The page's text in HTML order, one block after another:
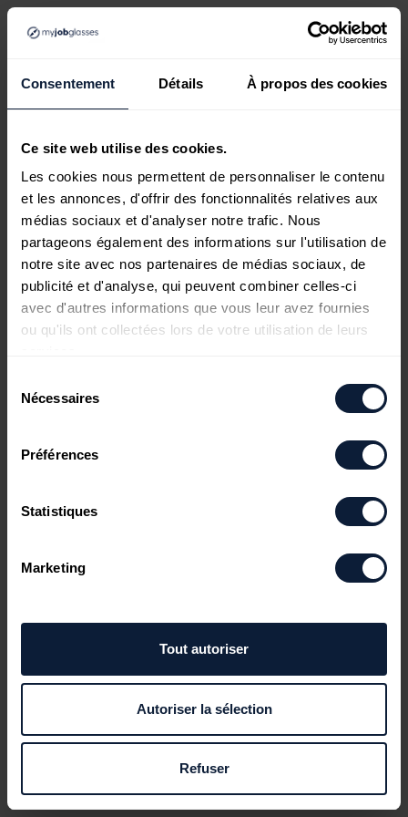
Consentement Détails À propos des cookies
Ce site web utilise des cookies.
Les cookies nous permettent de personnaliser le contenu
et les annonces, d'offrir des fonctionnalités relatives aux
médias sociaux et d'analyser notre trafic. Nous
partageons également des informations sur l'utilisation de
notre site avec nos partenaires de médias sociaux, de
publicité et d'analyse, qui peuvent combiner celles-ci
avec d'autres informations que vous leur avez fournies
ou qu'ils ont collectées lors de votre utilisation de leurs
Nécessaires
Préférences
Statistiques
Marketing
Tout autoriser
Autoriser la sélection
Refuser